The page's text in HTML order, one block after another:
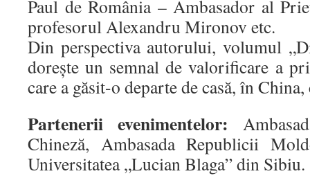
Paul de România – Ambasador al
profesorul Alexandru Mironov etc.
Din perspectiva autorului, volumul
doreşte un semnal de valorificare a
care a găsit-o departe de casă, în
Partenerii evenimentelor:
Chineză, Ambasada Republicii
Universitatea „Lucian Blaga” din Sibiu.